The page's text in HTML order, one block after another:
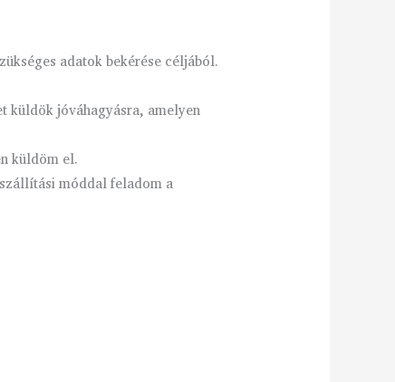
adatok bekérése céljából.
küldök jóváhagyásra, amelyen
küldöm el.
móddal feladom a